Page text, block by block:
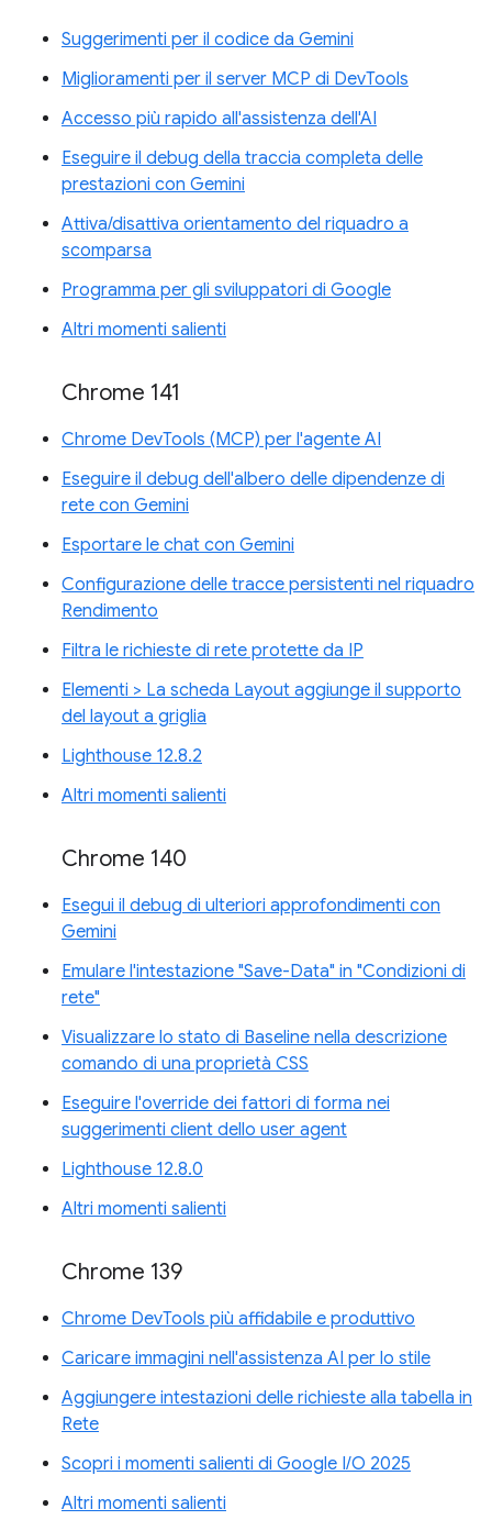
Suggerimenti per il codice da Gemini
Miglioramenti per il server MCP di DevTools
Accesso più rapido all'assistenza dell'AI
Eseguire il debug della traccia completa delle
prestazioni con Gemini
Attiva/disattiva orientamento del riquadro a
scomparsa
Programma per gli sviluppatori di Google
Altri momenti salienti
Chrome 141
Chrome DevTools (MCP) per l'agente AI
Eseguire il debug dell'albero delle dipendenze di
rete con Gemini
Esportare le chat con Gemini
Configurazione delle tracce persistenti nel riquadro
Rendimento
Filtra le richieste di rete protette da IP
Elementi > La scheda Layout aggiunge il supporto
del layout a griglia
Lighthouse 12.8.2
Altri momenti salienti
Chrome 140
Esegui il debug di ulteriori approfondimenti con
Gemini
Emulare l'intestazione "Save-Data" in "Condizioni di
rete"
Visualizzare lo stato di Baseline nella descrizione
comando di una proprietà CSS
Eseguire l'override dei fattori di forma nei
suggerimenti client dello user agent
Lighthouse 12.8.0
Altri momenti salienti
Chrome 139
Chrome DevTools più affidabile e produttivo
Caricare immagini nell'assistenza AI per lo stile
Aggiungere intestazioni delle richieste alla tabella in
Rete
Scopri i momenti salienti di Google I/O 2025
Altri momenti salienti